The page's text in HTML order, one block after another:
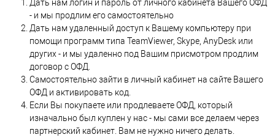
Дать нам логин и пароль от личного кабинета Вашего ОФД
- и мы продлим его самостоятельно
Дать нам удаленный доступ к Вашему компьютеру при
помощи программ типа TeamViewer, Skype, AnyDesk или
других - и мы удаленно под Вашим присмотром продлим
договор с ОФД.
Самостоятельно зайти в личный кабинет на сайте Вашего
ОФД и активировать код.
Если Вы покупаете или продлеваете ОФД, который
изначально был куплен у нас - мы сами все делаем через
партнерский кабинет. Вам не нужно ничего делать.